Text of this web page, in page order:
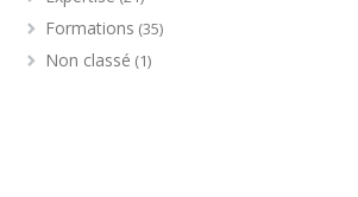
Formations (35)
Non classé (1)